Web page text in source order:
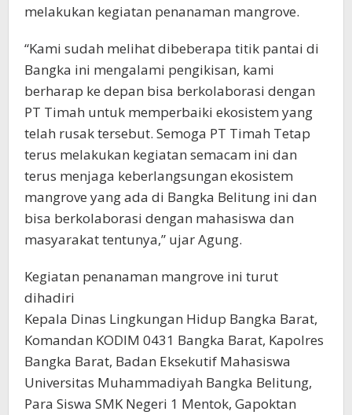
melakukan kegiatan penanaman mangrove.
“Kami sudah melihat dibeberapa titik pantai di
Bangka ini mengalami pengikisan, kami
berharap ke depan bisa berkolaborasi dengan
PT Timah untuk memperbaiki ekosistem yang
telah rusak tersebut. Semoga PT Timah Tetap
terus melakukan kegiatan semacam ini dan
terus menjaga keberlangsungan ekosistem
mangrove yang ada di Bangka Belitung ini dan
bisa berkolaborasi dengan mahasiswa dan
masyarakat tentunya,” ujar Agung.
Kegiatan penanaman mangrove ini turut
dihadiri
Kepala Dinas Lingkungan Hidup Bangka Barat,
Komandan KODIM 0431 Bangka Barat, Kapolres
Bangka Barat, Badan Eksekutif Mahasiswa
Universitas Muhammadiyah Bangka Belitung,
Para Siswa SMK Negeri 1 Mentok, Gapoktan